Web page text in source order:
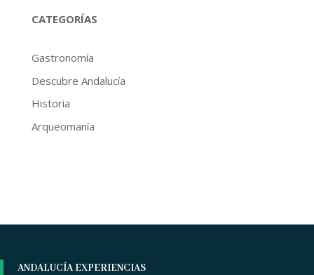
CATEGORÍAS
Gastronomía
Descubre Andalucía
Historia
Arqueomanía
ANDALUCÍA EXPERIENCIAS